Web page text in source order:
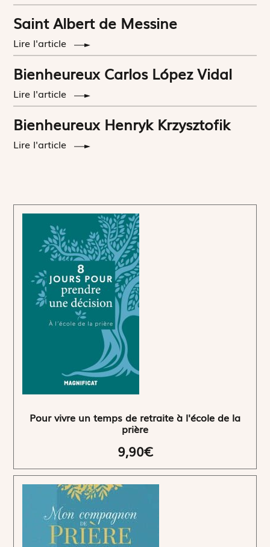
Saint Albert de Messine
Lire l'article
Bienheureux Carlos López Vidal
Lire l'article
Bienheureux Henryk Krzysztofik
Lire l'article
Pour vivre un temps de retraite à l'école de la
prière
9,90€